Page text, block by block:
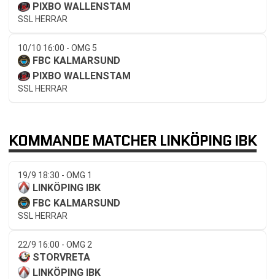
PIXBO WALLENSTAM
SSL HERRAR
10/10 16:00 - OMG 5
FBC KALMARSUND
PIXBO WALLENSTAM
SSL HERRAR
KOMMANDE MATCHER LINKÖPING IBK
19/9 18:30 - OMG 1
LINKÖPING IBK
FBC KALMARSUND
SSL HERRAR
22/9 16:00 - OMG 2
STORVRETA
LINKÖPING IBK